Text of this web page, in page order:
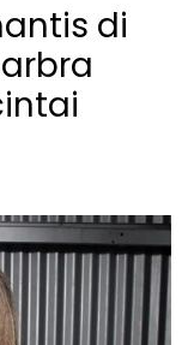
di